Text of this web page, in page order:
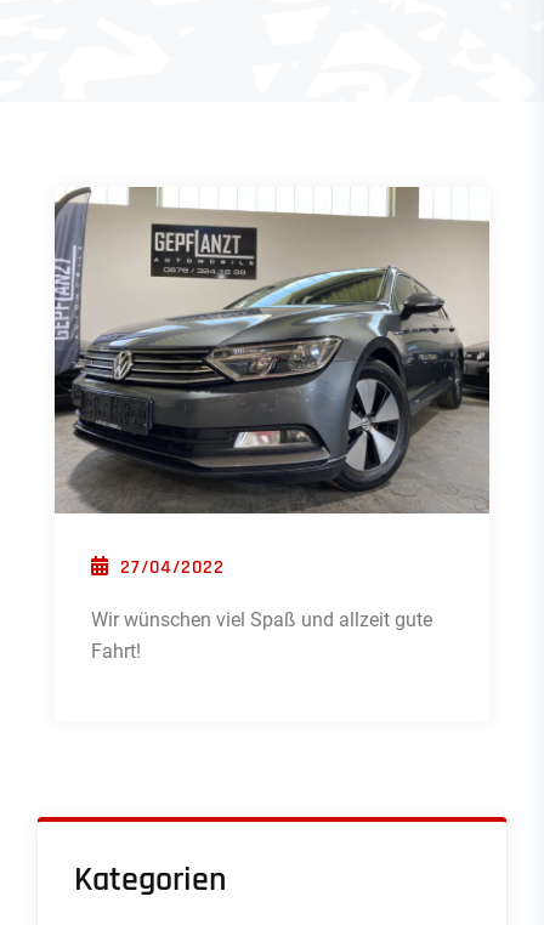
POSTED ON
27/04/2022
Wir wünschen viel Spaß und allzeit gute
Fahrt!
Kategorien